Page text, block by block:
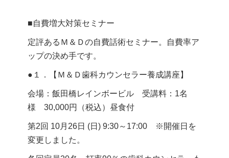
■自費増大対策セミナー
定評あるＭ＆Ｄの自費話術セミナー。自費率ア
ップの決め手です。
●１．【Ｍ＆Ｄ歯科カウンセラー養成講座】
会場：飯田橋レインボービル 受講料：1名
様 30,000円（税込）昼食付
第2回 10月26日 (日) 9:30～17:00 ※開催日を
変更しました。